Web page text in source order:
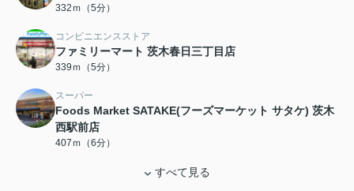
332ｍ（5分）
コンビニエンスストア
ファミリーマート 茨木春日三丁目店
339ｍ（5分）
スーパー
Foods Market SATAKE(フーズマーケット サタケ) 茨木
西駅前店
407ｍ（6分）
すべて見る